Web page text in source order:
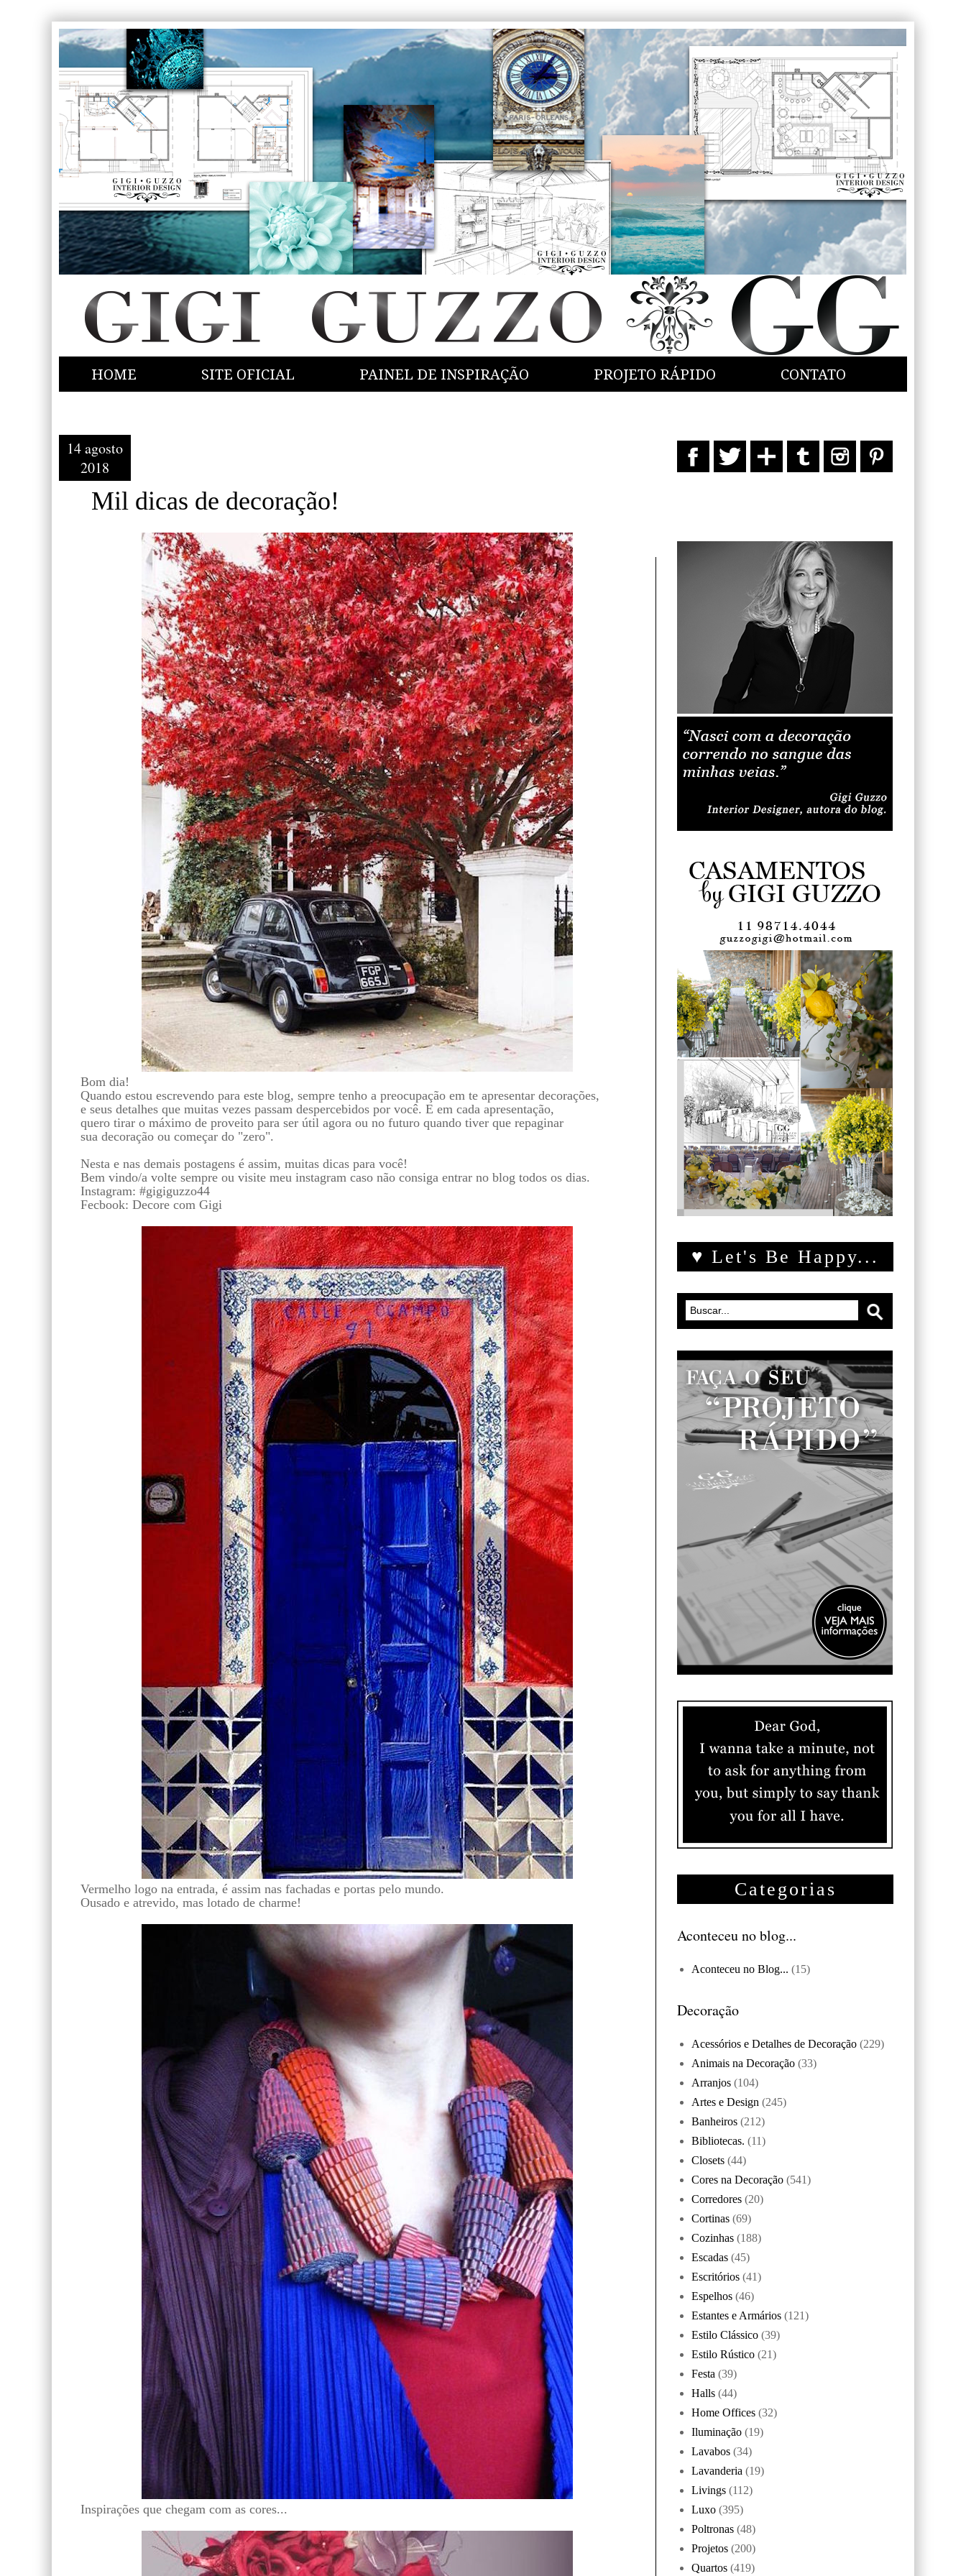
HOME SITE OFICIAL PAINEL DE INSPIRAÇÃO PROJETO RÁPIDO CONTATO
14 agosto
2018
Mil dicas de decoração!
Bom dia!
Quando estou escrevendo para este blog, sempre tenho a preocupação em te apresentar decorações,
e seus detalhes que muitas vezes passam despercebidos por você. E em cada apresentação,
quero tirar o máximo de proveito para ser útil agora ou no futuro quando tiver que repaginar
sua decoração ou começar do "zero".
Nesta e nas demais postagens é assim, muitas dicas para você!
Bem vindo/a volte sempre ou visite meu instagram caso não consiga entrar no blog todos os dias.
Instagram: #gigiguzzo44
Fecbook: Decore com Gigi
Vermelho logo na entrada, é assim nas fachadas e portas pelo mundo.
Ousado e atrevido, mas lotado de charme!
Inspirações que chegam com as cores...
♥ Let's Be Happy...
Categorias
Aconteceu no blog...
Aconteceu no Blog... (15)
Decoração
Acessórios e Detalhes de Decoração (229)
Animais na Decoração (33)
Arranjos (104)
Artes e Design (245)
Banheiros (212)
Bibliotecas. (11)
Closets (44)
Cores na Decoração (541)
Corredores (20)
Cortinas (69)
Cozinhas (188)
Escadas (45)
Escritórios (41)
Espelhos (46)
Estantes e Armários (121)
Estilo Clássico (39)
Estilo Rústico (21)
Festa (39)
Halls (44)
Home Offices (32)
Iluminação (19)
Lavabos (34)
Lavanderia (19)
Livings (112)
Luxo (395)
Poltronas (48)
Projetos (200)
Quartos (419)